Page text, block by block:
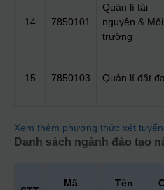
14 7850101
Quản lí tài
nguyên & Môi
trường
15 7850103 Quản lí đất
Xem thêm phương thức xét
Danh sách ngành đào tạo
Mã
Tên